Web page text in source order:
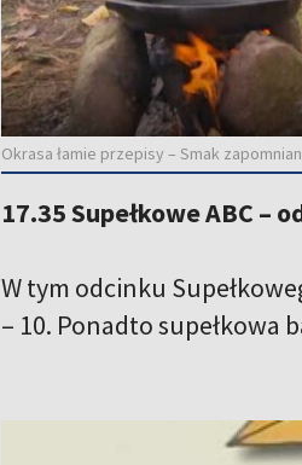
Okrasa łamie przepisy – Smak
17.35 Supełkowe ABC –
W tym odcinku
– 10. Ponadto supełkowa